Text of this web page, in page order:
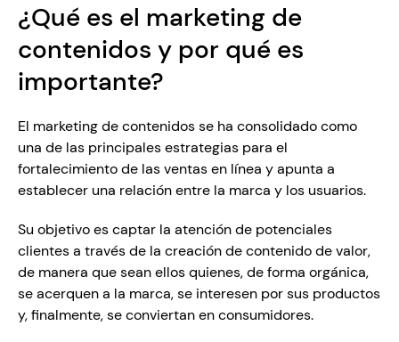
¿Qué es el marketing de
contenidos y por qué es
importante?
El marketing de contenidos se ha consolidado como
una de las principales estrategias para el
fortalecimiento de las ventas en línea y apunta a
establecer una relación entre la marca y los usuarios.
Su objetivo es captar la atención de potenciales
clientes a través de la creación de contenido de valor,
de manera que sean ellos quienes, de forma orgánica,
se acerquen a la marca, se interesen por sus productos
y, finalmente, se conviertan en consumidores.